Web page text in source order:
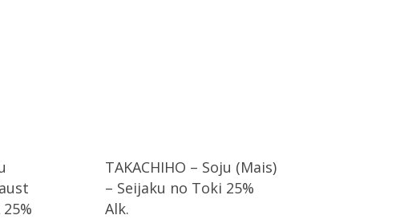
TAKACHIHO – Soju (Mais)
– Seijaku no Toki 25%
Alk.